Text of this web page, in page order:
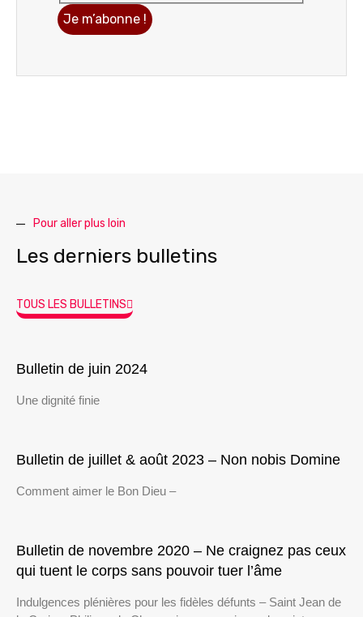
Pour aller plus loin
Les derniers bulletins
TOUS LES BULLETINS
Bulletin de juin 2024
Une dignité finie
Bulletin de juillet & août 2023 – Non nobis Domine
Comment aimer le Bon Dieu –
Bulletin de novembre 2020 – Ne craignez pas ceux
qui tuent le corps sans pouvoir tuer l’âme
Indulgences plénières pour les fidèles défunts – Saint Jean de